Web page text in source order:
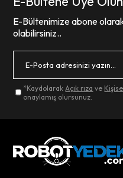
E-Bültenimize abone
olabilirsiniz..
*Kaydolarak Açık rıza ve
onaylamış olursunuz.